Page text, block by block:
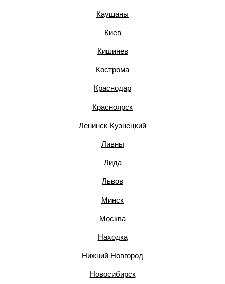
Каушаны
Киев
Кишинев
Кострома
Краснодар
Красноярск
Ленинск-Кузнецкий
Ливны
Лида
Львов
Минск
Москва
Находка
Нижний Новгород
Новосибирск